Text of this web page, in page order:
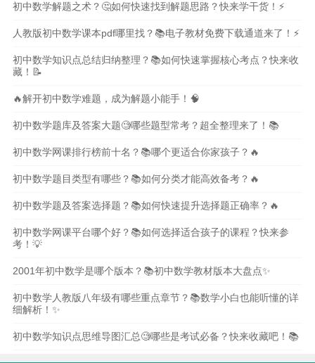
初中数学解题之术？🤔如何快速找到解题思路？快来学干货！⚡️
人教版初中数学课本pdf哪里找？📚电子教材免费下载通道来了！⚡️
初中数学知识点总结归纳整理？📚如何快速掌握核心考点？快来收
藏！📝
🔥解开初中数学难题，成为解题小能手！🧠
初中数学题库及答案大题🧐哪些题型常考？超全整理来了！📚
初中数学网课排行榜前十名？📚哪个更适合你家孩子？🔥
初中数学题目类型有哪些？📚如何分类才能高效备考？🔥
初中数学题及答案选择题？📚如何快速提升选择题正确率？🔥
初中数学网课平台哪个好？📚如何选择适合孩子的课程？快来参
考！💡
2001年初中数学是哪个版本？📚初中数学教材版本大盘点✨
初中数学人教版八年级有哪些重点章节？📚数学小白也能听懂的详
细解析！✨
初中数学知识点思维导图汇总🧐哪些是考试必备？快来收藏吧！📚